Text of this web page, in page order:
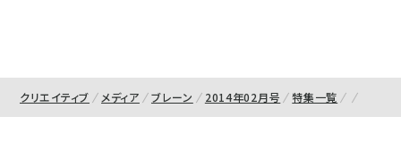
クリエイティブ メディア ブレーン 2014年02月号 特集一覧